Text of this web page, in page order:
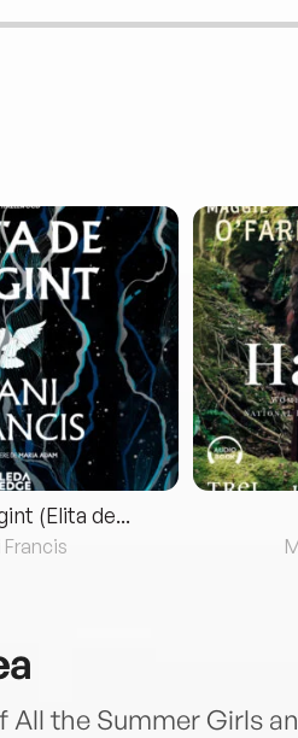
(Elita de...
Francis
All the Summer Girls